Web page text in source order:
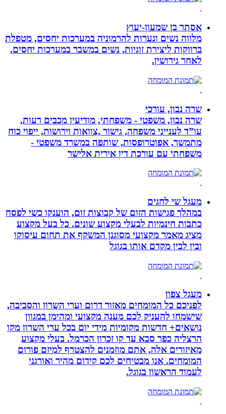
אסתר בן שמעון-יעוץ
מלווה נשים ונערות להרמוניה במערכות יחסים, מטפלת
ברווקות ליצירת זוגיות, נשים במשבר במערכות יחסים,
לאחר גירושין.
שרה נבון, עורכי
שרה נבון, משפטי - משפחתי, מודיעין מכבים רעות,
עו”ד לענייני משפחה, גישור ,צוואות וירושות, ייפוי כוח
מתמשך, אפוטרופסות, שותפה במשרד משפטי -
משפחתי עם עורכת דין אירית אלישר
מעגל שי לחגים
במהלך פגישות הזום של קבוצות זום, הוענקו כשי לפסח
כתבות חינמיות לבעלי מקצוע שונים. כל בעל מקצוע
מציג מאמר מקצועי מסוגנן המשקף את תחום עיסוקו
ובין לבין מקדם אותו בגוגל
מעגל צפון
לפניכם כל המומחים מאזור דרום וערי השרון והסביבה,
שישמחו להעניק לכם מענה מקצועי ומהימן במגוון
נושאים+ חדשות מקומיות מידי יום בכל ערי השרון מקו
הרצליה כפר סבא עד קו זכרון הכרמל. בעלי מקצוע
מאיזורים אלה, אתם מוזמנים להצטרף למיזם פורום
המומחים. אנו מבטיחים לכם קידום מהיר ואורגני
לעמוד הראשון בגוגל.